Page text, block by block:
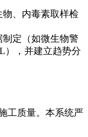
、内毒素取样检
定（如微生物警
），并建立趋势分
工质量。本系统严